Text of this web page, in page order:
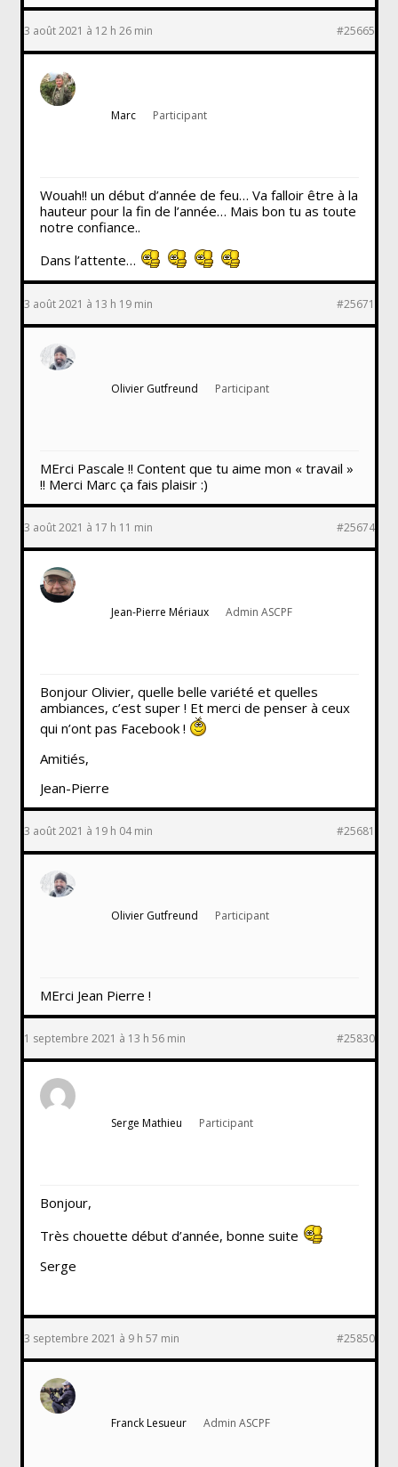
3 août 2021 à 12 h 26 min #25665
Marc Participant
Wouah!! un début d’année de feu… Va falloir être à la
hauteur pour la fin de l’année… Mais bon tu as toute
notre confiance..
Dans l’attente…
3 août 2021 à 13 h 19 min #25671
Olivier Gutfreund Participant
MErci Pascale !! Content que tu aime mon « travail »
!! Merci Marc ça fais plaisir :)
3 août 2021 à 17 h 11 min #25674
Jean-Pierre Mériaux Admin ASCPF
Bonjour Olivier, quelle belle variété et quelles
ambiances, c’est super ! Et merci de penser à ceux
qui n’ont pas Facebook !
Amitiés,
Jean-Pierre
3 août 2021 à 19 h 04 min #25681
Olivier Gutfreund Participant
MErci Jean Pierre !
1 septembre 2021 à 13 h 56 min #25830
Serge Mathieu Participant
Bonjour,
Très chouette début d’année, bonne suite
Serge
3 septembre 2021 à 9 h 57 min #25850
Franck Lesueur Admin ASCPF